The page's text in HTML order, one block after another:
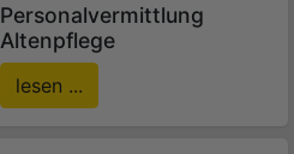
Personalvermittlung
Altenpflege
lesen ...